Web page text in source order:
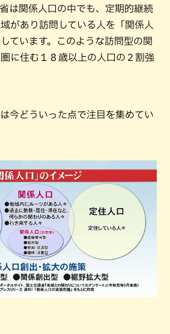
は関係人口の中でも、定期的継続
があり訪問している人を「関係人
ています。このような訪問型の関
に住む１８歳以上の人口の２割強
今どういった点で注目を集めてい